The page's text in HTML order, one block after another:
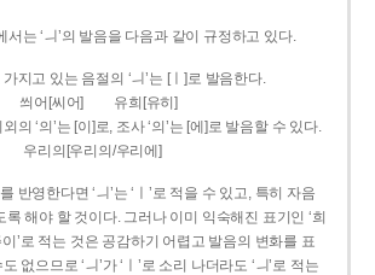
서는 ‘ㅢ’의 발음을 다음과 같이 규정하고 있다.
지고 있는 음절의 ‘ㅢ’는 [ㅣ]로 발음한다.
씌어[씨어]
유희[유히]
의 ‘의’는 [이]로, 조사 ‘의’는 [에]로 발음할 수 있다.
우리의[우리의/우리에]
반영한다면 ‘ㅢ’는 ‘ㅣ’로 적을 수 있고, 특히 자음
록 해야 할 것이다. 그러나 이미 익숙해진 표기인 ‘희
이’로 적는 것은 공감하기 어렵고 발음의 변화를 표
없으므로 ‘ㅢ’가 ‘ㅣ’로 소리 나더라도 ‘ㅢ’로 적는